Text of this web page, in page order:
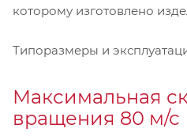
которому изготовлено
Типоразмеры и
Максимальная
вращения 80 м/с